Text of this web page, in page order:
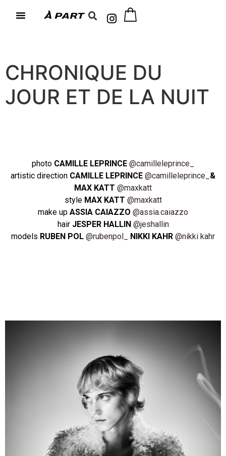
CHRONIQUE DU
JOUR ET DE LA NUIT
photo CAMILLE LEPRINCE @camilleleprince_
artistic direction CAMILLE LEPRINCE @camilleleprince_ &
MAX KATT @maxkatt
style MAX KATT @maxkatt
make up ASSIA CAIAZZO @assia.caiazzo
hairJESPER HALLIN @jeshallin
models RUBEN POL @rubenpol_ NIKKI KAHR @nikki kahr